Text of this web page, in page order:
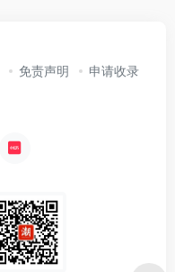
免责声明 申请收录